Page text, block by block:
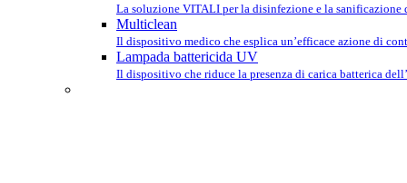
La soluzione VITALI per la disinfezione e la sanificazione
Multiclean
Il dispositivo medico che esplica un’efficace azione di
Lampada battericida UV
Il dispositivo che riduce la presenza di carica batterica